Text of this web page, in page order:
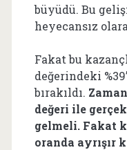
büyüdü. Bu
heyecansız
Fakat bu
değerindeki
bırakıldı.
değeri ile
gelmeli. Fakat
oranda ayrışır